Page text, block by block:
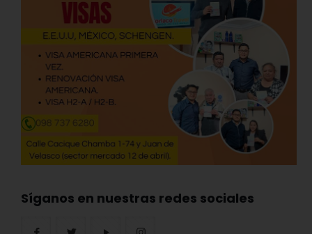
Síganos en nuestras redes sociales